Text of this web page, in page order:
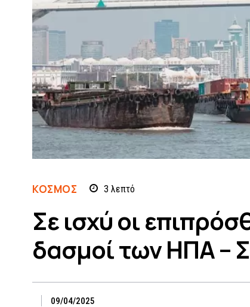
ΚΌΣΜΟΣ 3 λεπτό
Σε ισχύ οι
δασμοί των ΗΠΑ –
09/04/2025